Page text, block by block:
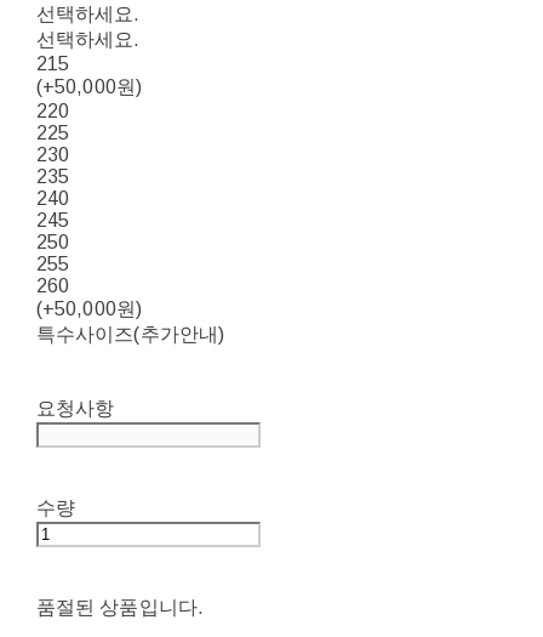
선택하세요.
선택하세요.
215
(+50,000원)
220
225
230
235
240
245
250
255
260
(+50,000원)
특수사이즈(추가안내)
요청사항
수량
품절된 상품입니다.